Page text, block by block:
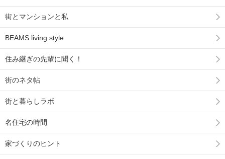
街とマンションと私
BEAMS living style
住み継ぎの先輩に聞く！
街のネタ帖
街と暮らしラボ
名住宅の時間
家づくりのヒント